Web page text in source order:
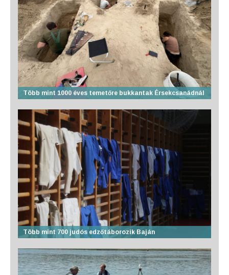
Több mint 1000 éves temetőre bukkantak Érsekcsanádnál
Több mint 700 judós edzőtáborozik Baján